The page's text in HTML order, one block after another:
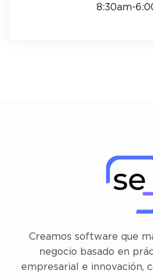
8:30am-
Creamos software que
negocio basado en
empresarial e innovación,